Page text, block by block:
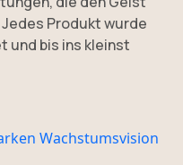
Produkt wurde
und bis ins kleinst